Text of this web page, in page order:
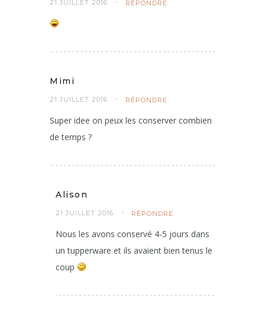
21 JUILLET 2016 RÉPONDRE
Mimi
21 JUILLET 2016 RÉPONDRE
Super idee on peux les conserver combien
de temps ?
Alison
21 JUILLET 2016 RÉPONDRE
Nous les avons conservé 4-5 jours dans
un tupperware et ils avaient bien tenus le
coup